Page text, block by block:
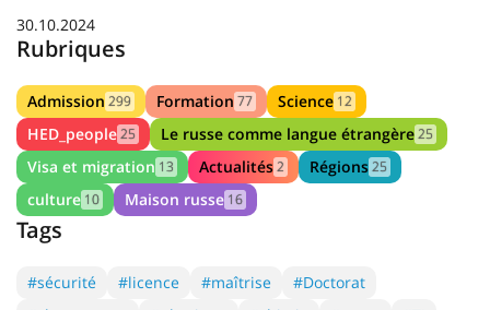
30.10.2024
Rubriques
Admission 299 Formation 77 Science 12
HED_people25 Le russe comme langue étrangère25
Visa et migration 13 Actualités2 Régions25
culture 10 Maison russe 16
Tags
#sécurité #licence #maîtrise
#Doctorat